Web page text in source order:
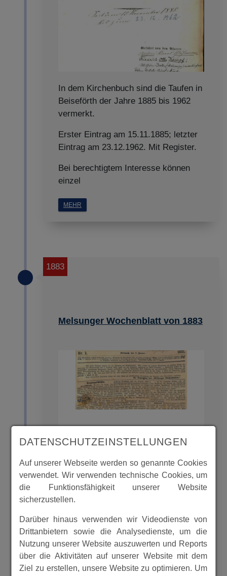
In dem Kirchenbuch sind die Taufen in
Beiseförth der Jahre 1885 bis 1962
vermerkt.
Erster Eintrag am 15.11.1885; letzter
Eintrag am 23.12.1962. Mit Register.
Bei berechtigtem Interesse können
einzel
MEHR
Melsunger Wochenblatt von 1883
1883
Hier ist ein Extrakt aus dem
Melsunger Wochenblatt von 1883 mit
Ereignissen, die die Gemeinde
Malsfeld und seine Ortsteile betreffen.
Der gesamte Jahrgang ist als
Digitalisat beim Verein gespeichert
MEHR
DATENSCHUTZEINSTELLUNGEN
Auf unserer Webseite werden so genannte Cookies
verwendet. Wir verwenden technische Cookies, um
die Funktionsfähigkeit unserer Website
sicherzustellen.
Darüber hinaus verwenden wir Videodienste von
Drittanbietern sowie die Analysedienste, um die
Nutzung unserer Website auszuwerten und Reports
über die Aktivitäten auf unserer Website mit dem
Ziel zu erstellen, unsere Website zu optimieren. Um